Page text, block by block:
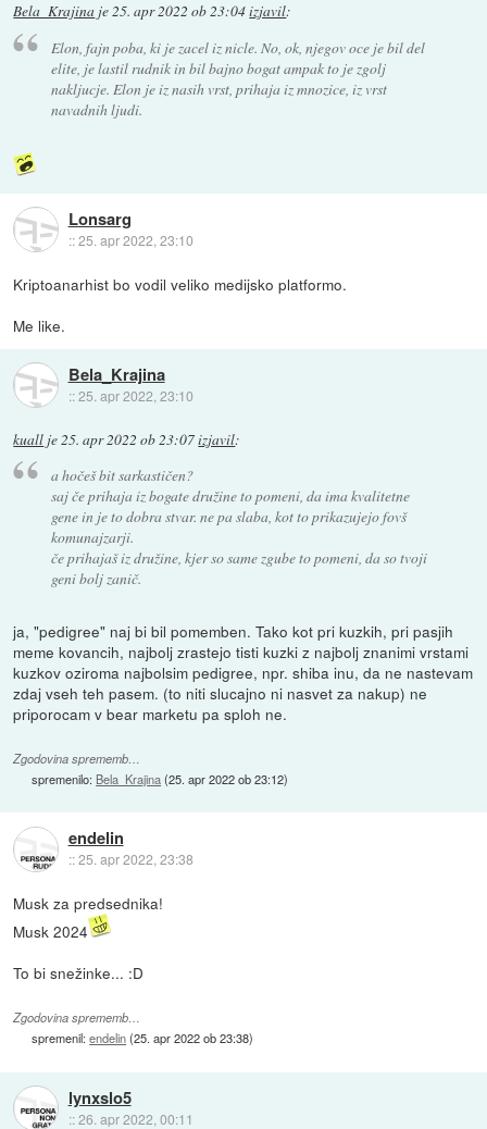
Bela_Krajina je25. apr 2022 ob 23:04izjavil:
Elon, fajn poba, ki je zacel iz nicle. No, ok, njegov oce je bil del
elite, je lastil rudnik in bil bajno bogat ampak to je zgolj
nakljucje. Elon je iz nasih vrst, prihaja iz mnozice, iz vrst
navadnih ljudi.
Lonsarg
::25. apr 2022, 23:10
Kriptoanarhist bo vodil veliko medijsko platformo.
Me like.
Bela_Krajina
::25. apr 2022, 23:10
kuall je 25. apr 2022 ob 23:07izjavil:
a hočeš bit sarkastičen?
saj če prihaja iz bogate družine to pomeni, da ima kvalitetne
gene in je to dobra stvar. ne pa slaba, kot to prikazujejo fovš
komunajzarji.
če prihajaš iz družine, kjer so same zgube to pomeni, da so tvoji
geni bolj zanič.
ja, "pedigree" naj bi bil pomemben. Tako kot pri kuzkih, pri pasjih
meme kovancih, najbolj zrastejo tisti kuzki z najbolj znanimi vrstami
kuzkov oziroma najbolsim pedigree, npr. shiba inu, da ne nastevam
zdaj vseh teh pasem. (to niti slucajno ni nasvet za nakup) ne
priporocam v bear marketu pa sploh ne.
Zgodovina sprememb…
spremenilo: Bela_Krajina(25. apr 2022 ob 23:12)
endelin
::25. apr 2022, 23:38
Musk za predsednika!
Musk 2024
To bi snežinke... :D
Zgodovina sprememb…
spremenil:endelin(25. apr 2022 ob 23:38)
lynxslo5
::26. apr 2022, 00:11